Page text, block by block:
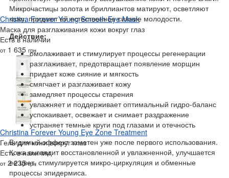
Микрочастицы золота и бриллиантов матируют, осветляют
кожу, придают ей естественное сияние молодости.
Действие:
омолаживает и стимулирует процессы регенерации
разглаживает, предотвращает появление морщин
придает коже сияние и мягкость
смягчает и разглаживает кожу
замедляет процессы старения
увлажняет и поддерживает оптимальный гидро-баланс
успокаивает, освежает и снимает раздражение
устраняет темные круги под глазами и отечность
Видимый эффект заметен уже после первого использования.
Кожа выглядит восстановленной и увлажненной, улучшается
ее цвет, стимулируется микро-циркуляция и обменные
процессы эпидермиса.
Christina Forever Young Smooth Eye Mask
Маска для разглаживания кожи вокруг глаз
Есть в наличии
от 1 635 грн
Christina Forever Young Eye Zone Treatment
Гель для кожи вокруг глаз
Есть в наличии
от 2 235грн